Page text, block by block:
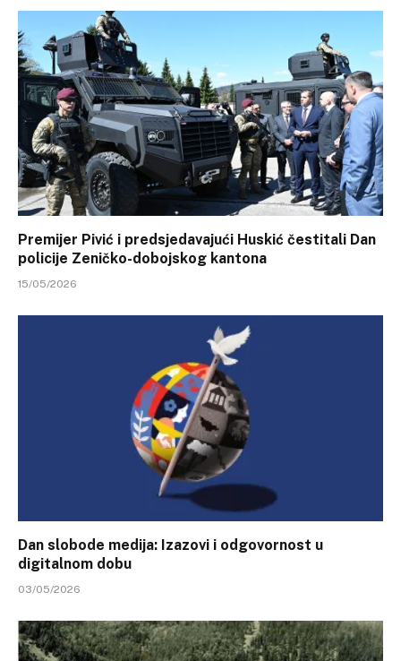
Premijer Pivić i predsjedavajući Huskić čestitali Dan
policije Zeničko-dobojskog kantona
15/05/2026
Dan slobode medija: Izazovi i odgovornost u
digitalnom dobu
03/05/2026